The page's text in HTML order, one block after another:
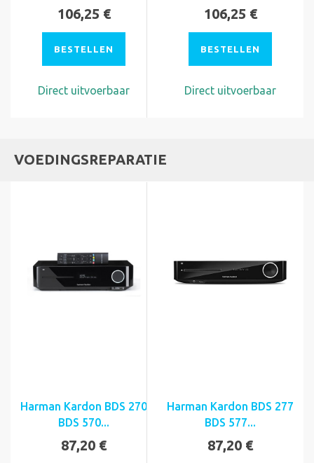
106,25 €
BESTELLEN
Direct uitvoerbaar
106,25 €
BESTELLEN
Direct uitvoerbaar
VOEDINGSREPARATIE
Harman Kardon BDS 270
BDS 570...
87,20 €
Harman Kardon BDS 277
BDS 577...
87,20 €